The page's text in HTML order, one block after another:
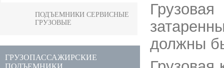
ПОДЪЕМНИКИ СЕРВИСНЫЕ
ГРУЗОВЫЕ
ГРУЗОПАССАЖИРСКИЕ
ПОДЪЕМНИКИ
должны